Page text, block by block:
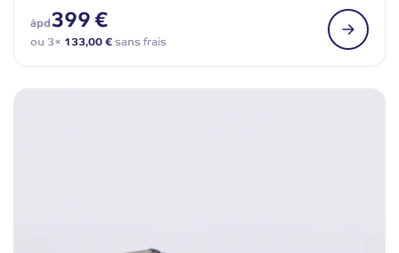
àpd399 €
ou 3× 133,00 €sans frais